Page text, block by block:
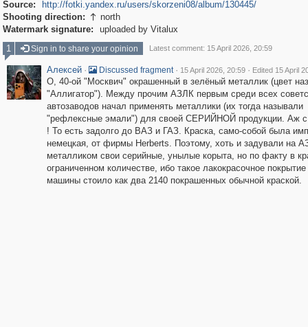
Source:
http://fotki.yandex.ru/users/skorzeni08/album/130445/
Shooting direction:  north
Watermark signature:
uploaded by Vitalux
1
Sign in to share your opinion Latest comment: 15 April 2026, 20:59
Алексей · Discussed fragment · 15 April 2026, 20:59 · Edited 15 April
О, 40-ой "Москвич" окрашенный в зелёный металлик (цвет
"Аллигатор"). Между прочим АЗЛК первым среди всех
автозаводов начал применять металлики (их тогда называли
"рефлексные эмали") для своей СЕРИЙНОЙ продукции. Аж с
! То есть задолго до ВАЗ и ГАЗ. Краска, само-собой была
немецкая, от фирмы Herberts. Поэтому, хоть и задували на
металликом свои серийные, унылые корыта, но по факту в
ограниченном количестве, ибо такое лакокрасочное
машины стоило как два 2140 покрашенных обычной краской.